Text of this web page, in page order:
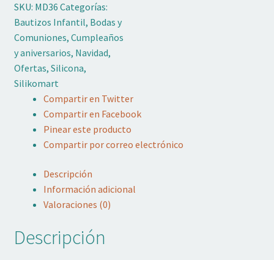
Blog de Repostería
Silikomart
cantidad
SKU: MD36 Categorías:
Bautizos Infantil, Bodas y
Comuniones, Cumpleaños
y aniversarios, Navidad,
Ofertas, Silicona,
Silikomart
Compartir en Twitter
Compartir en Facebook
Pinear este producto
Compartir por correo electrónico
Descripción
Información adicional
Valoraciones (0)
Descripción